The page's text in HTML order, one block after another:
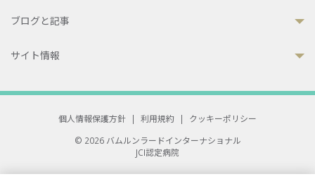
ブログと記事
サイト情報
個人情報保護方針 | 利用規約 |
クッキーポリシー
© 2026 バムルンラードインターナショナル
JCI認定病院